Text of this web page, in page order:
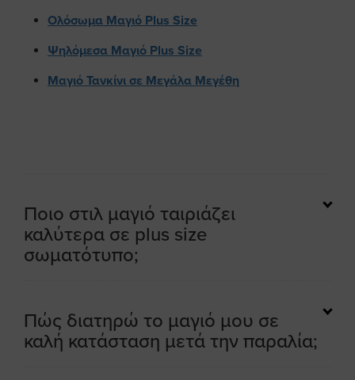
Ολόσωμα Μαγιό Plus Size
Ψηλόμεσα Μαγιό Plus Size
Μαγιό Τανκίνι σε Μεγάλα Μεγέθη
Ποιο στιλ μαγιό ταιριάζει
καλύτερα σε plus size
σωματότυπο;
Πώς διατηρώ το μαγιό μου σε
καλή κατάσταση μετά την παραλία;